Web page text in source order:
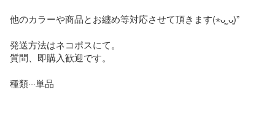
他のカラーや商品とお纏め等対応させて頂きます(⋆ᴗ͈ˬᴗ͈)”
発送方法はネコポスにて。
質問、即購入歓迎です。
種類···単品